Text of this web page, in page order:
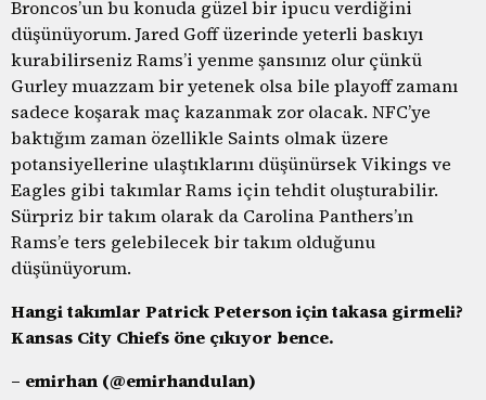
Broncos’un bu konuda güzel bir ipucu verdiğini
düşünüyorum. Jared Goff üzerinde yeterli baskıyı
kurabilirseniz Rams’i yenme şansınız olur çünkü
Gurley muazzam bir yetenek olsa bile playoff zamanı
sadece koşarak maç kazanmak zor olacak. NFC’ye
baktığım zaman özellikle Saints olmak üzere
potansiyellerine ulaştıklarını düşünürsek Vikings ve
Eagles gibi takımlar Rams için tehdit oluşturabilir.
Sürpriz bir takım olarak da Carolina Panthers’ın
Rams’e ters gelebilecek bir takım olduğunu
düşünüyorum.
Hangi takımlar Patrick Peterson için takasa girmeli?
Kansas City Chiefs öne çıkıyor bence.
– emirhan (@emirhandulan)